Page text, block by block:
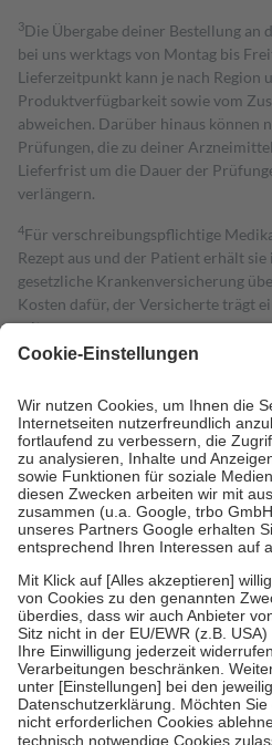
3Die Übergabe deiner Bestellung
bei uns werktags von Montag bis
Lieferzeitpunkt kann je nach Region
Produktverfügbarkeit sowie vom
abweichen. Darüber hinaus können
Prüfungen, die zu deiner
Lieferfrist um die Dauer der
verlängern.
4Für verschreibungspflichtige
Rezept aus und der Patient erhält
gesetzliche Krankenversicherung
Kosten dafür, der Versicherte trägt
mit.
Grundsätzlich leisten Mitglieder
höchstens zehn Euro.
Es sind jedoch
Kosten der Leistung zu entrichten.
Diese Regeln gelten grundsätzlich
Bei Heilmitteln und häuslicher
Zuzahlung zehn Prozent der Kosten
Verordnung.
Um das Engagement der
stärken und die besondere Stellung
fallenkeine Zuzahlungenan bei:
• Kindern und Jugendlichen bis
mit Ausnahme der Fahrkosten
• Untersuchungen zur Vorsorge und
GKV getragen werden
• empfohlenen Schutzimpfungen
• Harn- und Blutteststreifen